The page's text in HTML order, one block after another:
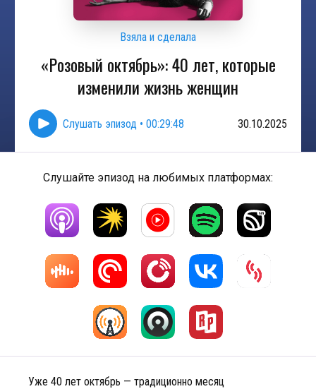
Взяла и сделала
«Розовый октябрь»: 40 лет, которые
изменили жизнь женщин
Слушать эпизод • 00:29:48 30.10.2025
Слушайте эпизод на любимых платформах:
Уже 40 лет октябрь — традиционно месяц